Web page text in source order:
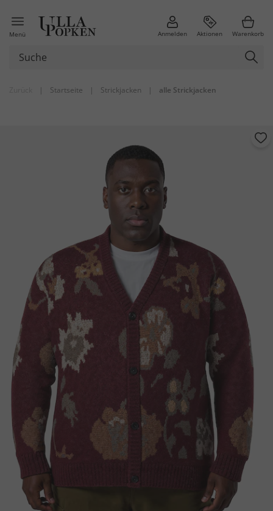
Menü Anmelden Aktionen Warenkorb
| Startseite | Strickjacken | alle Strickjacken